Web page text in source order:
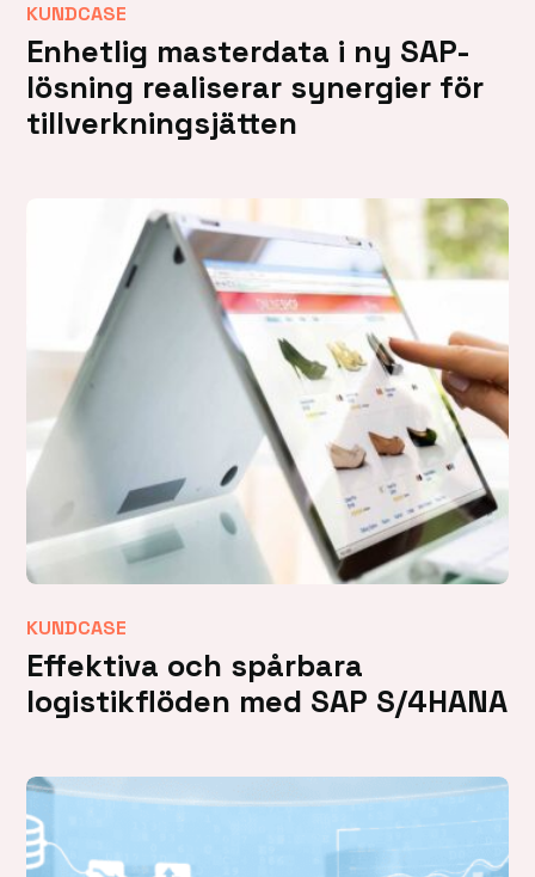
KUNDCASE
Enhetlig masterdata i ny SAP-
lösning realiserar synergier för
tillverkningsjätten
KUNDCASE
Effektiva och spårbara
logistikflöden med SAP S/4HANA